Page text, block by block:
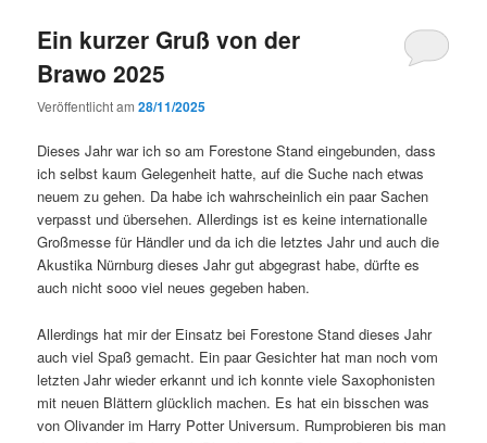
Ein kurzer Gruß von der
Brawo 2025
Veröffentlicht am28/11/2025
Dieses Jahr war ich so am Forestone Stand eingebunden, dass
ich selbst kaum Gelegenheit hatte, auf die Suche nach etwas
neuem zu gehen. Da habe ich wahrscheinlich ein paar Sachen
verpasst und übersehen. Allerdings ist es keine internationalle
Großmesse für Händler und da ich die letztes Jahr und auch die
Akustika Nürnburg dieses Jahr gut abgegrast habe, dürfte es
auch nicht sooo viel neues gegeben haben.
Allerdings hat mir der Einsatz bei Forestone Stand dieses Jahr
auch viel Spaß gemacht. Ein paar Gesichter hat man noch vom
letzten Jahr wieder erkannt und ich konnte viele Saxophonisten
mit neuen Blättern glücklich machen. Es hat ein bisschen was
von Olivander im Harry Potter Universum. Rumprobieren bis man